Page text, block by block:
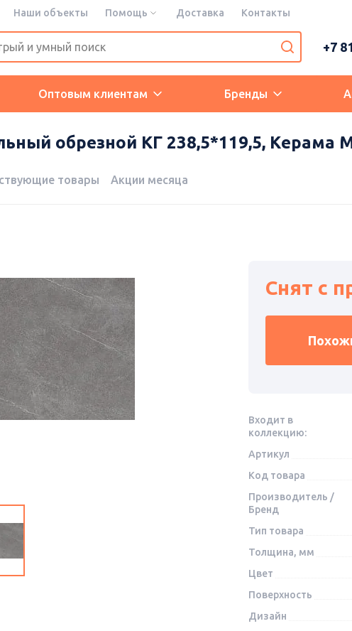
Наши объекты Помощь Доставка Контакты
+7
Оптовым клиентам Бренды
обрезной КГ 238,5*119,5, Керама
товары Акции месяца
Снят с
Входит в
коллекцию:
Артикул
Код товара
Производитель /
Бренд
Тип товара
Толщина, мм
Цвет
Поверхность
Дизайн